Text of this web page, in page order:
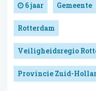
6 jaar Gemeente
Rotterdam
Veiligheidsregio
Provincie Zuid-